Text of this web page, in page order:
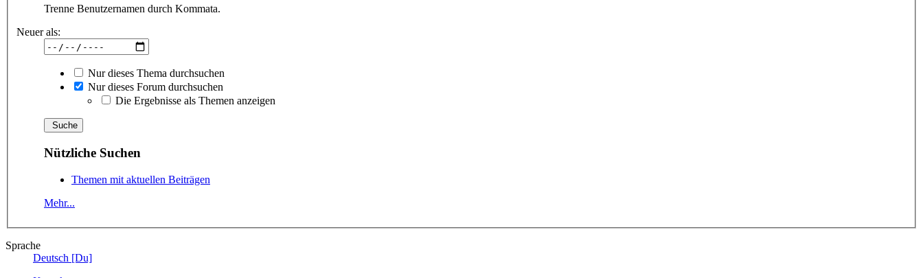
Trenne Benutzernamen durch Kommata.
Neuer als:
Nur dieses Thema durchsuchen
Nur dieses Forum durchsuchen
Die Ergebnisse als Themen anzeigen
Nützliche Suchen
Themen mit aktuellen Beiträgen
Mehr...
Sprache
Deutsch [Du]